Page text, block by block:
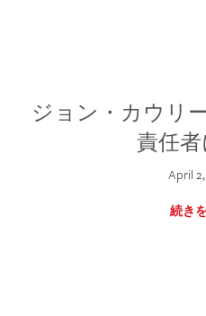
ジョン・カウリ
責任
April
続き